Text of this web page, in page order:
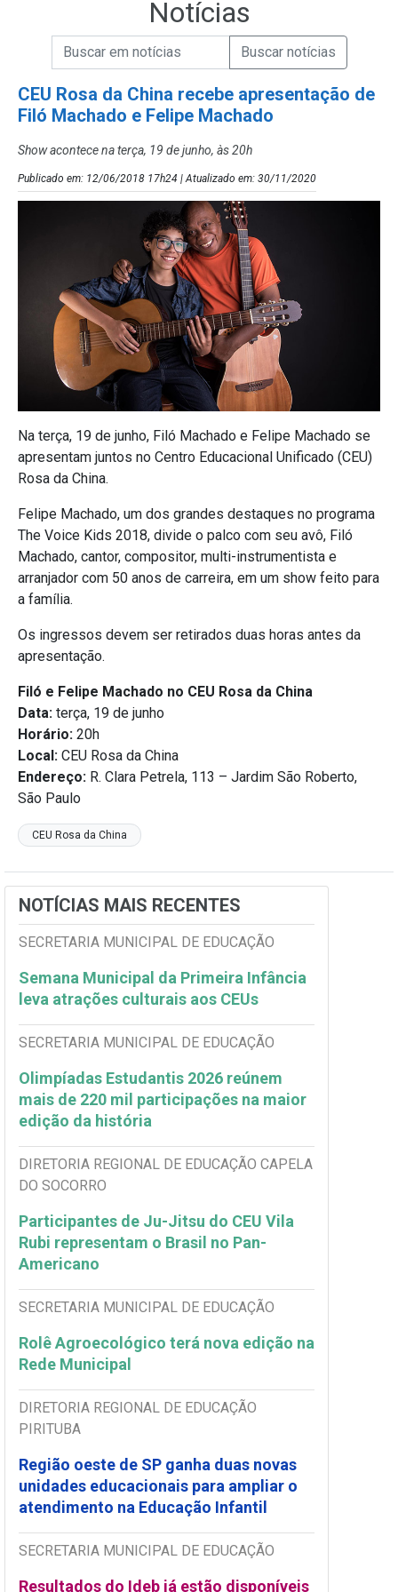
Notícias
Campo de Busca de Notícias
Campo de Busca de informaçõesEnviar a Busca de Notícias
CEU Rosa da China recebe apresentação de
Filó Machado e Felipe Machado
Show acontece na terça, 19 de junho, às 20h
Publicado em: 12/06/2018 17h24 | Atualizado em: 30/11/2020
Na terça, 19 de junho, Filó Machado e Felipe Machado se
apresentam juntos no Centro Educacional Unificado (CEU)
Rosa da China.
Felipe Machado, um dos grandes destaques no programa
The Voice Kids 2018, divide o palco com seu avô, Filó
Machado, cantor, compositor, multi-instrumentista e
arranjador com 50 anos de carreira, em um show feito para
a família.
Os ingressos devem ser retirados duas horas antes da
apresentação.
Filó e Felipe Machado no CEU Rosa da China
Data: terça, 19 de junho
Horário: 20h
Local: CEU Rosa da China
Endereço: R. Clara Petrela, 113 – Jardim São Roberto,
São Paulo
CEU Rosa da China
NOTÍCIAS MAIS RECENTES
SECRETARIA MUNICIPAL DE EDUCAÇÃO
Semana Municipal da Primeira Infância
leva atrações culturais aos CEUs
SECRETARIA MUNICIPAL DE EDUCAÇÃO
Olimpíadas Estudantis 2026 reúnem
mais de 220 mil participações na maior
edição da história
DIRETORIA REGIONAL DE EDUCAÇÃO CAPELA
DO SOCORRO
Participantes de Ju-Jitsu do CEU Vila
Rubi representam o Brasil no Pan-
Americano
SECRETARIA MUNICIPAL DE EDUCAÇÃO
Rolê Agroecológico terá nova edição na
Rede Municipal
DIRETORIA REGIONAL DE EDUCAÇÃO
PIRITUBA
Região oeste de SP ganha duas novas
unidades educacionais para ampliar o
atendimento na Educação Infantil
SECRETARIA MUNICIPAL DE EDUCAÇÃO
Resultados do Ideb já estão disponíveis